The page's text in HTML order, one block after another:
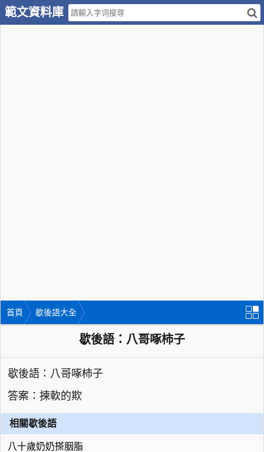
範文資料庫
首頁 歇後語大全
歇後語：八哥啄柿子
歇後語：八哥啄柿子
答案：揀軟的欺
相關歇後語
八十歲奶奶搽胭脂